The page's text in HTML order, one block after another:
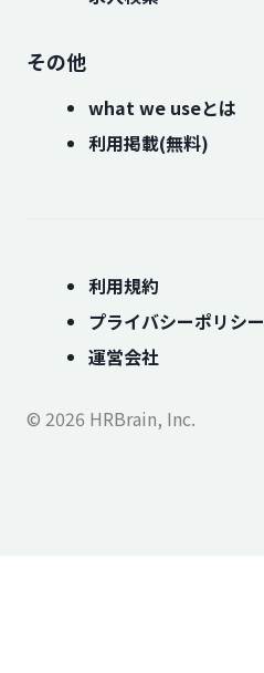
その他
what we useとは
利用掲載(無料)
利用規約
プライバシーポリシー
運営会社
© 2026 HRBrain, Inc.